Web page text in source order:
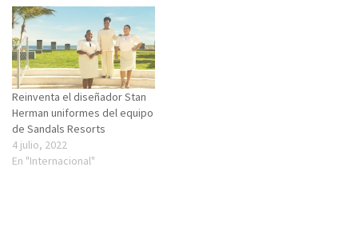
Reinventa el diseñador Stan
Herman uniformes del equipo
de Sandals Resorts
4 julio, 2022
En "Internacional"